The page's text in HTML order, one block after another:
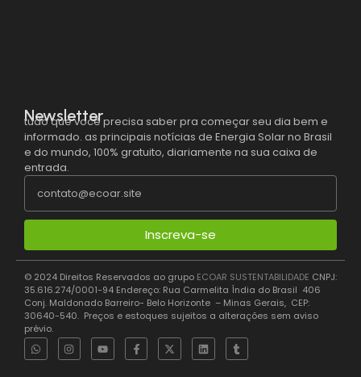
Newsletter
tudo que você precisa saber pra começar seu dia bem e
informado. as principais notícias de Energia Solar no Brasil
e do mundo, 100% gratuito, diariamente na sua caixa de
entrada.
Inscreva-se
© 2024 Direitos Reservados ao grupo ECOAR SUSTENTABILIDADE CNPJ:
35.616.274/0001-94 Endereço: Rua Carmelita Índia do Brasil 406
Conj. Maldonado Barreiro- Belo Horizonte – Minas Gerais, CEP:
30640-540. Preços e estoques sujeitos a alterações sem aviso
prévio.